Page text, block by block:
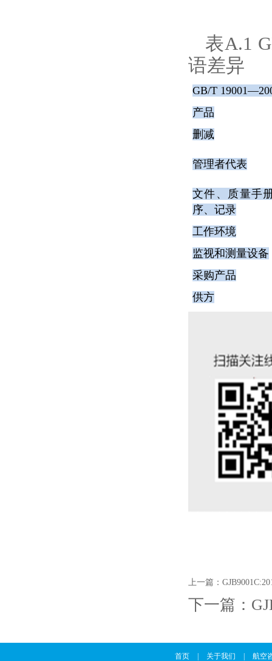
表A.1
语差异
GB/T
产品
删减
管理者代表
文件、质量手
序、记录
工作环境
监视和测量设备
采购产品
供方
上一篇：
下一篇：
首页 关于我们
航空